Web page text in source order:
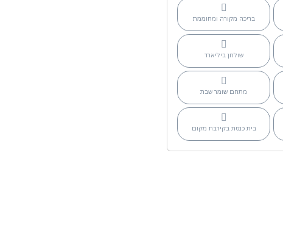
בריכה מקורה ומחוממת
שולחן ביליארד
מתחם שומר שבת
בית כנסת בקירבת מקום